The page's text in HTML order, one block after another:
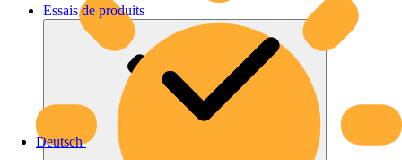
Deutsch
Essais de produits